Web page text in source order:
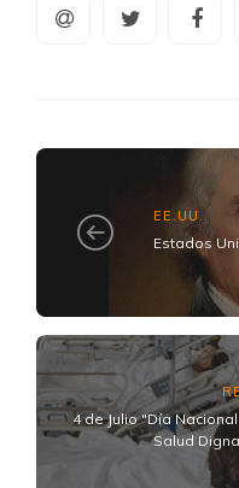
EE.UU.
Estados
4 de Julio "Día
Salud